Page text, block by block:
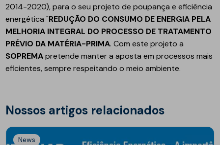
2014-2020), para o seu projeto de poupança e eficiência
energética "REDUÇÃO DO CONSUMO DE ENERGIA PELA
MELHORIA INTEGRAL DO PROCESSO DE TRATAMENTO
PRÉVIO DA MATÉRIA-PRIMA. Com este projeto a
SOPREMApretende manter a aposta em processos mais
eficientes, sempre respeitando o meio ambiente.
Nossos artigos relacionados
News